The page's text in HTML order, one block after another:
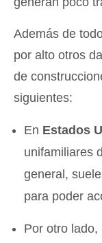
Además de
por alto otros
de
siguientes:
En Estados
unifamiliares
general,
para poder
Por otro